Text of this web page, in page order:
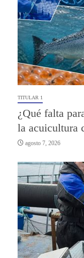
TITULAR 1
¿Qué falta
la acuicultura
agosto 7, 2026